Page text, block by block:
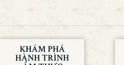
KHÁM PHÁ
HÀNH TRÌNH